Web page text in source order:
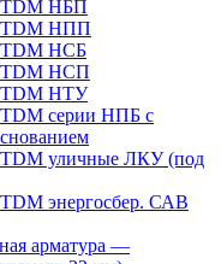
TDM НБП
TDM НПП
TDM НСБ
TDM НСП
TDM НТУ
серии НПБ с
уличные ЛКУ (под
энергосбер. САВ
арматура —